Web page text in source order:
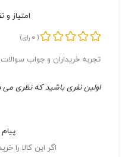
امتیاز و
(
0 رای)
تجربه خریداران و جواب سوالات
اولین نفری باشید که نظری می
پیام
اگر این کالا را